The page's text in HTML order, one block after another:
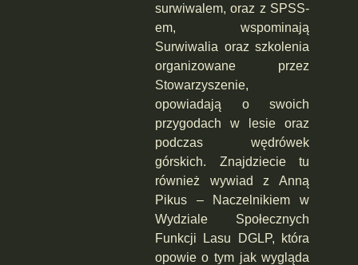
surwiwalem, oraz z SPSS-
em, wspominają
Surwiwalia oraz szkolenia
organizowane przez
Stowarzyszenie,
opowiadają o swoich
przygodach w lesie oraz
podczas wędrówek
górskich. Znajdziecie tu
również wywiad z Anną
Pikus – Naczelnikiem w
Wydziale Społecznych
Funkcji Lasu DGLP, która
opowie o tym jak wygląda